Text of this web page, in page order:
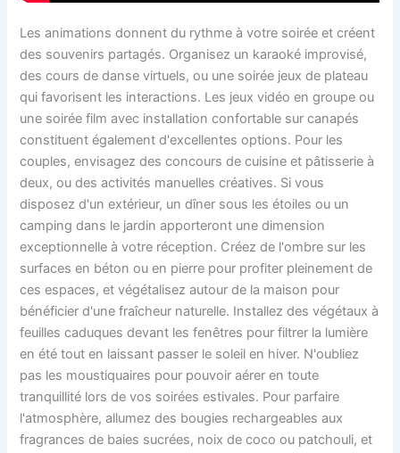
Les animations donnent du rythme à votre soirée et créent
des souvenirs partagés. Organisez un karaoké improvisé,
des cours de danse virtuels, ou une soirée jeux de plateau
qui favorisent les interactions. Les jeux vidéo en groupe ou
une soirée film avec installation confortable sur canapés
constituent également d'excellentes options. Pour les
couples, envisagez des concours de cuisine et pâtisserie à
deux, ou des activités manuelles créatives. Si vous
disposez d'un extérieur, un dîner sous les étoiles ou un
camping dans le jardin apporteront une dimension
exceptionnelle à votre réception. Créez de l'ombre sur les
surfaces en béton ou en pierre pour profiter pleinement de
ces espaces, et végétalisez autour de la maison pour
bénéficier d'une fraîcheur naturelle. Installez des végétaux à
feuilles caduques devant les fenêtres pour filtrer la lumière
en été tout en laissant passer le soleil en hiver. N'oubliez
pas les moustiquaires pour pouvoir aérer en toute
tranquillité lors de vos soirées estivales. Pour parfaire
l'atmosphère, allumez des bougies rechargeables aux
fragrances de baies sucrées, noix de coco ou patchouli, et